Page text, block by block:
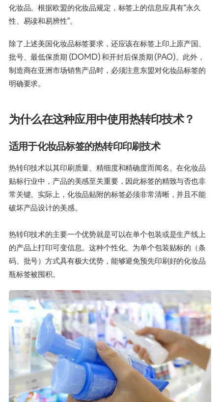
化妆品。根据欧盟的化妆品规定，标签上的信息应具有“永久
性、易读和易辨性”。
除了上述美国化妆品标签要求，还应该在标签上印上原产国、
批号、最低保质期 (DOMD) 和开封后保质期 (PAO)。此外，
制造商在亚洲市场销售产品时，必须注意东盟对化妆品标签的
明确要求。
为什么在这种应用中使用热转印技术？
适用于化妆品标签的热转印印刷技术
热转印技术以其印刷质量、精细度和精确度而闻名。在化妆品
贴标行业中，产品的美感至关重要，因此标签的精致与否也非
常关键。实际上，化妆品贴附的标签必须非常清晰，并且不能
破坏产品设计的美感。
热转印技术的主要一个优势就是可以在单个包装或是生产线上
的产品上打印可变信息。这种个性化、为单个包装贴标的（条
码、批号）方式具有极大优势，能够避免预先印刷好的化妆品
瓶标签被囤积。